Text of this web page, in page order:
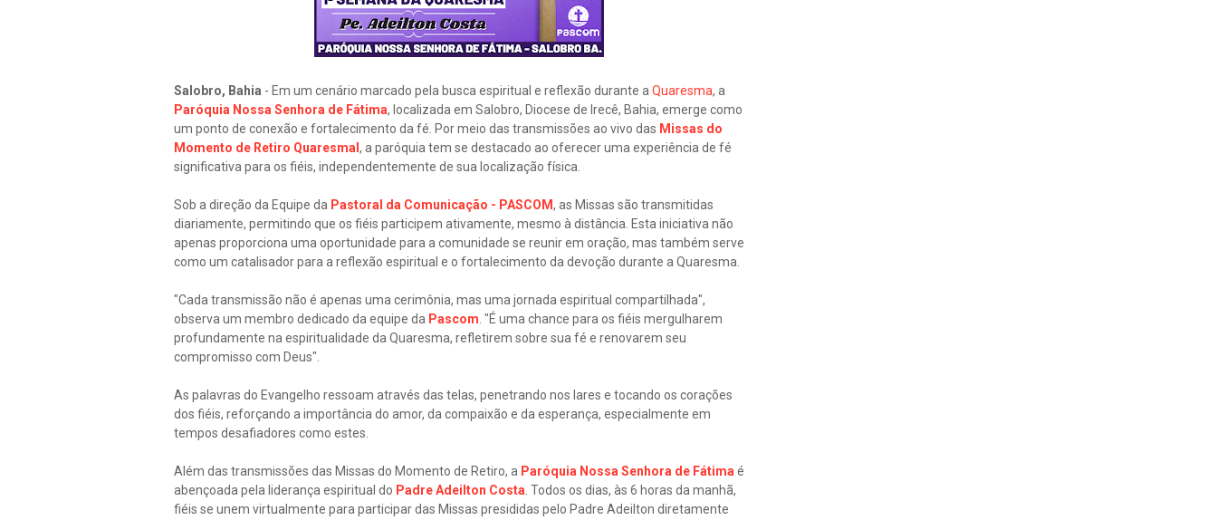
Salobro, Bahia - Em um cenário marcado pela busca espiritual e reflexão durante a Quaresma, a
Paróquia Nossa Senhora de Fátima, localizada em Salobro, Diocese de Irecê, Bahia, emerge como
um ponto de conexão e fortalecimento da fé. Por meio das transmissões ao vivo das Missas do
Momento de Retiro Quaresmal , a paróquia tem se destacado ao oferecer uma experiência de fé
significativa para os fiéis, independentemente de sua localização física.
Sob a direção da Equipe da Pastoral da Comunicação - PASCOM, as Missas são transmitidas
diariamente, permitindo que os fiéis participem ativamente, mesmo à distância. Esta iniciativa não
apenas proporciona uma oportunidade para a comunidade se reunir em oração, mas também serve
como um catalisador para a reflexão espiritual e o fortalecimento da devoção durante a Quaresma.
"Cada transmissão não é apenas uma cerimônia, mas uma jornada espiritual compartilhada",
observa um membro dedicado da equipe da Pascom . "É uma chance para os fiéis mergulharem
profundamente na espiritualidade da Quaresma, refletirem sobre sua fé e renovarem seu
compromisso com Deus".
As palavras do Evangelho ressoam através das telas, penetrando nos lares e tocando os corações
dos fiéis, reforçando a importância do amor, da compaixão e da esperança, especialmente em
tempos desafiadores como estes.
Além das transmissões das Missas do Momento de Retiro, a Paróquia Nossa Senhora de Fátima é
abençoada pela liderança espiritual do Padre Adeilton Costa . Todos os dias, às 6 horas da manhã,
fiéis se unem virtualmente para participar das Missas presididas pelo Padre Adeilton diretamente